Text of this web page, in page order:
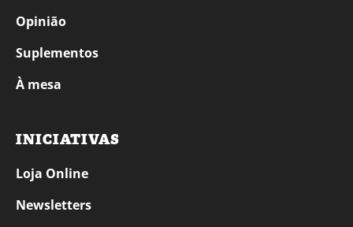
Opinião
Suplementos
À mesa
INICIATIVAS
Loja Online
Newsletters